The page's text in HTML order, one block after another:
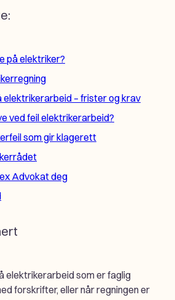
på elektriker?
elektrikerarbeid – frister og krav
ved feil elektrikerarbeid?
som gir klagerett
Advokat deg
elektrikerarbeid som er faglig
forskrifter, eller når regningen er